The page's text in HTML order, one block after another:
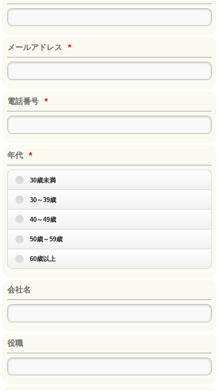
メールアドレス *
電話番号 *
年代 *
30歳未満
30～39歳
40～49歳
50歳～59歳
60歳以上
会社名
役職